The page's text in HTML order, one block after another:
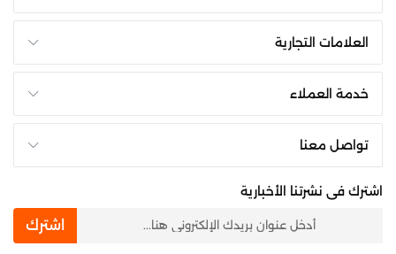
العلامات التجارية
خدمة العملاء
تواصل معنا
اشترك فى نشرتنا الأخبارية
اشترك